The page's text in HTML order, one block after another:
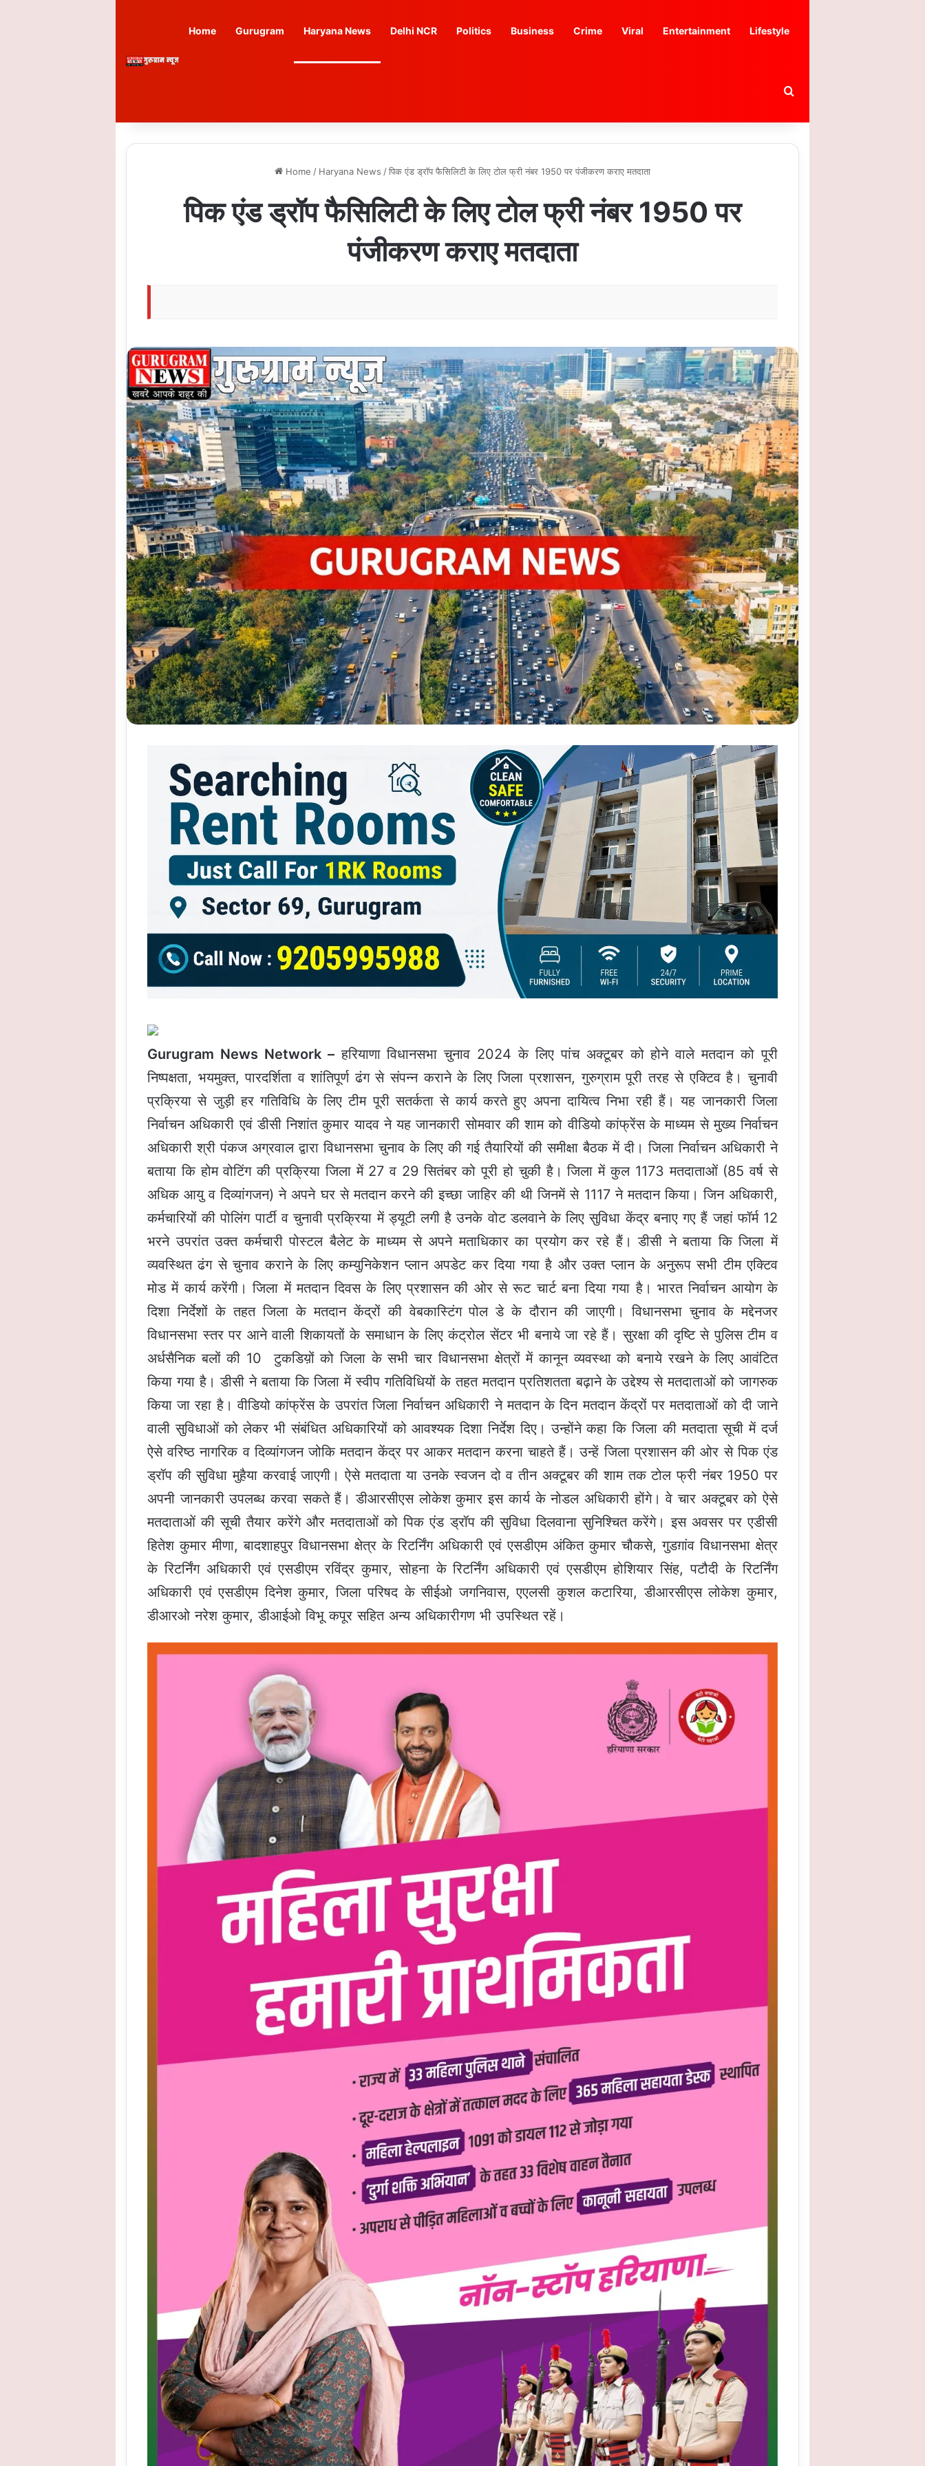
Home Gurugram Haryana News Delhi NCR Politics Business Crime Viral Entertainment Lifestyle
Search for
Home / Haryana News /पिक एंड ड्रॉप फैसिलिटी के लिए टोल फ्री नंबर 1950 पर पंजीकरण कराए मतदाता
पिक एंड ड्रॉप फैसिलिटी के लिए टोल फ्री नंबर 1950 पर
पंजीकरण कराए मतदाता
Gurugram News Network –हरियाणा विधानसभा चुनाव 2024 के लिए पांच अक्टूबर को होने वाले मतदान को पूरी
निष्पक्षता, भयमुक्त, पारदर्शिता व शांतिपूर्ण ढंग से संपन्न कराने के लिए जिला प्रशासन, गुरुग्राम पूरी तरह से एक्टिव है। चुनावी
प्रक्रिया से जुड़ी हर गतिविधि के लिए टीम पूरी सतर्कता से कार्य करते हुए अपना दायित्व निभा रही हैं। यह जानकारी जिला
निर्वाचन अधिकारी एवं डीसी निशांत कुमार यादव ने यह जानकारी सोमवार की शाम को वीडियो कांफ्रेंस के माध्यम से मुख्य निर्वाचन
अधिकारी श्री पंकज अग्रवाल द्वारा विधानसभा चुनाव के लिए की गई तैयारियों की समीक्षा बैठक में दी। जिला निर्वाचन अधिकारी ने
बताया कि होम वोटिंग की प्रक्रिया जिला में 27 व 29 सितंबर को पूरी हो चुकी है। जिला में कुल 1173 मतदाताओं (85 वर्ष से
अधिक आयु व दिव्यांगजन) ने अपने घर से मतदान करने की इच्छा जाहिर की थी जिनमें से 1117 ने मतदान किया। जिन अधिकारी,
कर्मचारियों की पोलिंग पार्टी व चुनावी प्रक्रिया में ड्यूटी लगी है उनके वोट डलवाने के लिए सुविधा केंद्र बनाए गए हैं जहां फॉर्म 12
भरने उपरांत उक्त कर्मचारी पोस्टल बैलेट के माध्यम से अपने मताधिकार का प्रयोग कर रहे हैं। डीसी ने बताया कि जिला में
व्यवस्थित ढंग से चुनाव कराने के लिए कम्युनिकेशन प्लान अपडेट कर दिया गया है और उक्त प्लान के अनुरूप सभी टीम एक्टिव
मोड में कार्य करेंगी। जिला में मतदान दिवस के लिए प्रशासन की ओर से रूट चार्ट बना दिया गया है। भारत निर्वाचन आयोग के
दिशा निर्देशों के तहत जिला के मतदान केंद्रों की वेबकास्टिंग पोल डे के दौरान की जाएगी। विधानसभा चुनाव के मद्देनजर
विधानसभा स्तर पर आने वाली शिकायतों के समाधान के लिए कंट्रोल सेंटर भी बनाये जा रहे हैं। सुरक्षा की दृष्टि से पुलिस टीम व
अर्धसैनिक बलों की 10 टुकडिय़ों को जिला के सभी चार विधानसभा क्षेत्रों में कानून व्यवस्था को बनाये रखने के लिए आवंटित
किया गया है। डीसी ने बताया कि जिला में स्वीप गतिविधियों के तहत मतदान प्रतिशतता बढ़ाने के उद्देश्य से मतदाताओं को जागरुक
किया जा रहा है। वीडियो कांफ्रेंस के उपरांत जिला निर्वाचन अधिकारी ने मतदान के दिन मतदान केंद्रों पर मतदाताओं को दी जाने
वाली सुविधाओं को लेकर भी संबंधित अधिकारियों को आवश्यक दिशा निर्देश दिए। उन्होंने कहा कि जिला की मतदाता सूची में दर्ज
ऐसे वरिष्ठ नागरिक व दिव्यांगजन जोकि मतदान केंद्र पर आकर मतदान करना चाहते हैं। उन्हें जिला प्रशासन की ओर से पिक एंड
ड्रॉप की सुविधा मुहैया करवाई जाएगी। ऐसे मतदाता या उनके स्वजन दो व तीन अक्टूबर की शाम तक टोल फ्री नंबर 1950 पर
अपनी जानकारी उपलब्ध करवा सकते हैं। डीआरसीएस लोकेश कुमार इस कार्य के नोडल अधिकारी होंगे। वे चार अक्टूबर को ऐसे
मतदाताओं की सूची तैयार करेंगे और मतदाताओं को पिक एंड ड्रॉप की सुविधा दिलवाना सुनिश्चित करेंगे। इस अवसर पर एडीसी
हितेश कुमार मीणा, बादशाहपुर विधानसभा क्षेत्र के रिटर्निंग अधिकारी एवं एसडीएम अंकित कुमार चौकसे, गुडग़ांव विधानसभा क्षेत्र
के रिटर्निंग अधिकारी एवं एसडीएम रविंद्र कुमार, सोहना के रिटर्निंग अधिकारी एवं एसडीएम होशियार सिंह, पटौदी के रिटर्निंग
अधिकारी एवं एसडीएम दिनेश कुमार, जिला परिषद के सीईओ जगनिवास, एएलसी कुशल कटारिया, डीआरसीएस लोकेश कुमार,
डीआरओ नरेश कुमार, डीआईओ विभू कपूर सहित अन्य अधिकारीगण भी उपस्थित रहें।